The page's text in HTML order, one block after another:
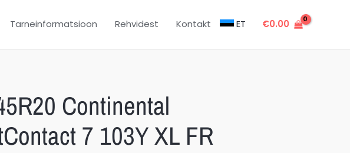
Tarneinformatsioon Rehvidest Kontakt ET €0.00
Continental
7 103Y XL FR